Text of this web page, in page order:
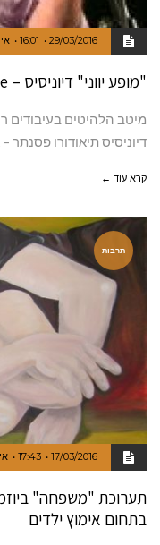
29/03/2016
16:01
"מופע יווני" דיוניסיס – Bouzouki Groove
מיטב הלהיטים בעיבודים
דיוניסיס תיאודורו פסנתר
קרא עוד ←
תרבות
17/03/2016
17:43
תערוכת "משפחה"
בתחום אימוץ ילדים